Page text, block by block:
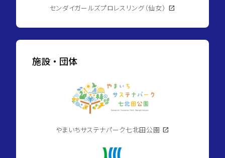
センダイガールズプロレスリング（仙女） open_in_new
施設・団体
やまいちサステナパーク七北田公園 open_in_new